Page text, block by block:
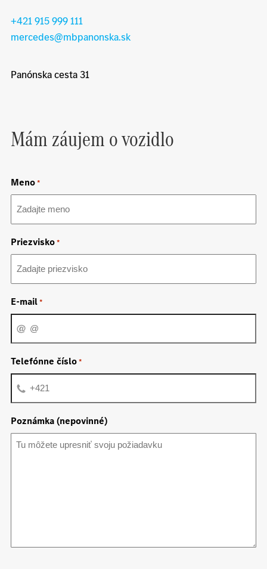
+421 915 999 111
mercedes@mbpanonska.sk
Panónska cesta 31
Mám záujem o vozidlo
Meno*
Priezvisko*
E-mail*
Telefónne číslo*
Poznámka (nepovinné)